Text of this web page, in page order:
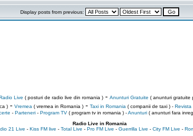
Display posts from previous:
Live ( posturi de radio live din romania )- Anunturi Gratuite ( anunturi gratuite
)- Vremea ( vremea in Romania )- Taxi in Romania ( companii de taxi ) - Revista
- Parteneri- Program TV( program tv in romania )-Anunturi( anunturi fara
Radio Live in Romania
21 Live - Kiss FM live - Total Live - Pro FM Live - Guerrilla Live - City FM Live -